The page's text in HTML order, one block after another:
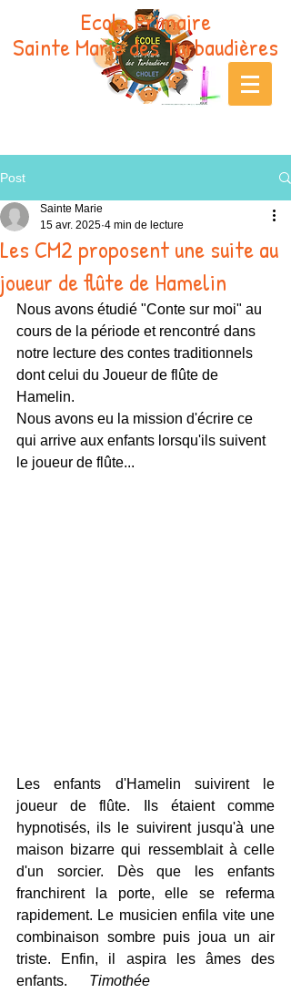
Ecole Primaire
Sainte Marie des Turbaudières
Post
Les CM2 proposent une suite au
joueur de flûte de Hamelin
Sainte Marie
15 avr. 2025 4 min de lecture
Nous avons étudié "Conte sur moi" au
cours de la période et rencontré dans
notre lecture des contes traditionnels
dont celui du Joueur de flûte de
Hamelin.
Nous avons eu la mission d'écrire ce
qui arrive aux enfants lorsqu'ils suivent
le joueur de flûte...
Les enfants d'Hamelin suivirent le
joueur de flûte. Ils étaient comme
hypnotisés, ils le suivirent jusqu'à une
maison bizarre qui ressemblait à celle
d'un sorcier. Dès que les enfants
franchirent la porte, elle se referma
rapidement. Le musicien enfila vite une
combinaison sombre puis joua un air
triste. Enfin, il aspira les âmes des
enfants. Timothée